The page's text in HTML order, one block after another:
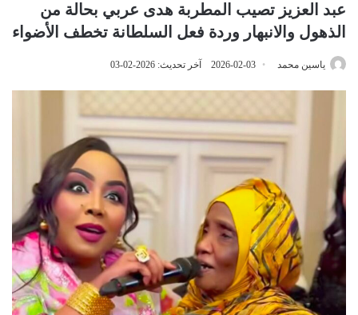
عبد العزيز تصيب المطربة هدى عربي بحالة من
الذهول والانبهار وردة فعل السلطانة تخطف الأضواء
ياسين محمد 2026-02-03 آخر تحديث: 2026-02-03